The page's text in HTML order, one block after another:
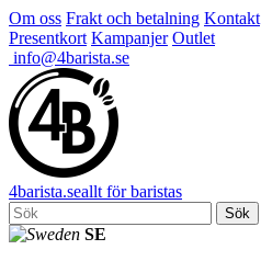
Om oss Frakt och betalning Kontakt
Presentkort Kampanjer Outlet
info@4barista.se
4barista.seallt för baristas
Sök
SE